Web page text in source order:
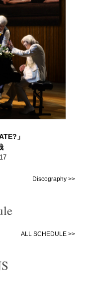
」
Discography >>
ALL SCHEDULE >>